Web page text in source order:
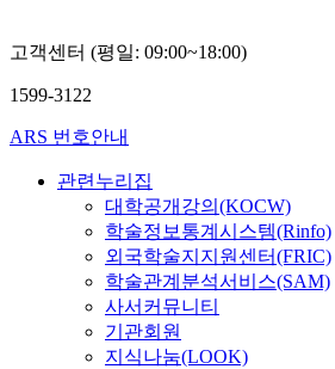
고객센터 (평일: 09:00~18:00)
1599-3122
ARS 번호안내
관련누리집
대학공개강의(KOCW)
학술정보통계시스템(Rinfo)
외국학술지지원센터(FRIC)
학술관계분석서비스(SAM)
사서커뮤니티
기관회원
지식나눔(LOOK)